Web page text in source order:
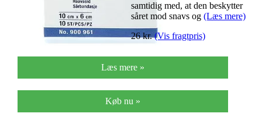
samtidig med, at den beskytter
såret mod snavs og (Læs mere)
26 kr. (Vis fragtpris)
Læs mere »
Køb nu »